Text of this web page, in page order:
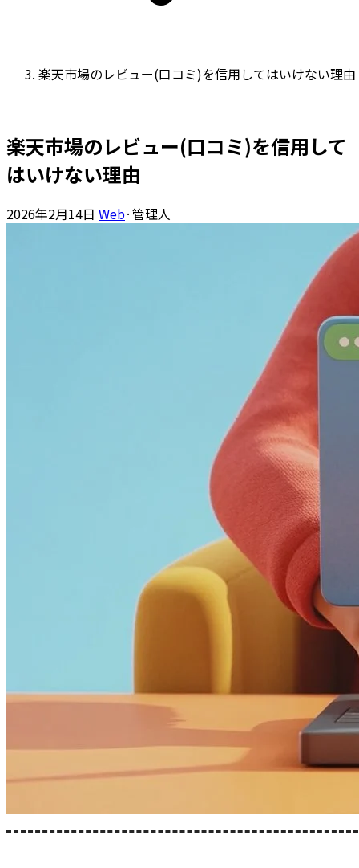
楽天市場のレビュー(口コミ)を信用してはいけない理由
楽天市場のレビュー(口コミ)を信用して
はいけない理由
2026年2月14日 Web·管理人